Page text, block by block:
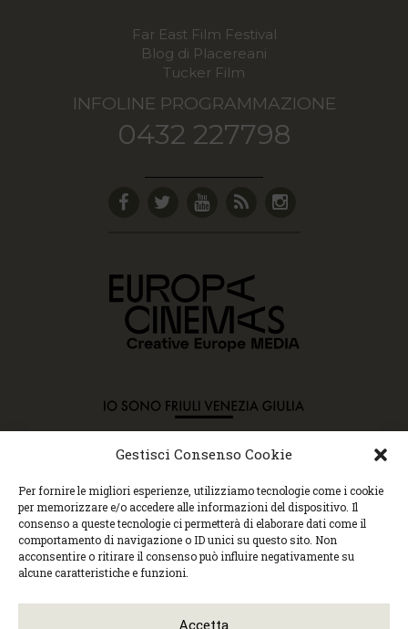
Gestisci Consenso Cookie
Per fornire le migliori esperienze, utilizziamo tecnologie come i cookie
per memorizzare e/o accedere alle informazioni del dispositivo. Il
consenso a queste tecnologie ci permetterà di elaborare dati come il
comportamento di navigazione o ID unici su questo sito. Non
acconsentire o ritirare il consenso può influire negativamente su
alcune caratteristiche e funzioni.
Accetta
Far East Film Festival
Blog di Placereani
Tucker Film
INFOLINE PROGRAMMAZIONE
0432 227798
Copyright © 2015 Cec, Tutti i diritti riservati. Nessun
contenuto può essere copiato o manipolato. Accedendo al
sito approvi la Policy sulla privacy e la Policy sui
contenuti.
Centro espressioni cinematografiche, via Villalta, 24 |
33100 Udine | tel. 0432 299545 | P.Iva 01295290306 |
cec@cecudine.org
504240